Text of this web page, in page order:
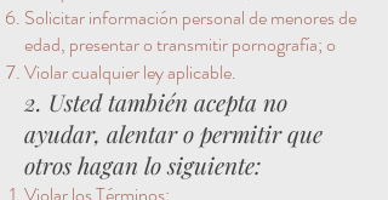
Solicitar información personal de menores de
edad, presentar o transmitir pornografía; o
Violar cualquier ley aplicable.
2. Usted también acepta no
ayudar, alentar o permitir que
otros hagan lo siguiente: